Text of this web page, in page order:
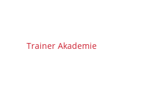
Trainer Akademie